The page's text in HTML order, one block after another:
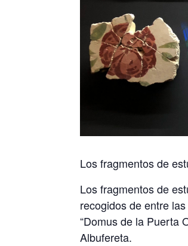
Los fragmentos de
Los fragmentos de
recogidos de entre
“Domus de la Puerta
Albufereta.